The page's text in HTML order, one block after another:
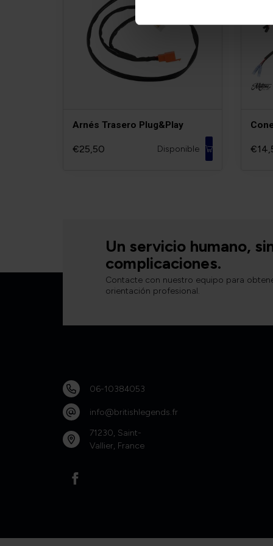
Arnés Trasero Plug&Play
€25,50 Disponible
Un servicio humano,
complicaciones.
Contacte con nuestro equipo para
orientación profesional.
06-10384053
info@britishlegends.fr
71230, Saint-
Vallier, France